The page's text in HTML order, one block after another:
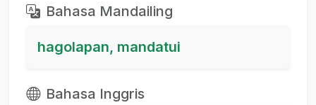
Bahasa Mandailing
hagolapan, mandatui
Bahasa Inggris